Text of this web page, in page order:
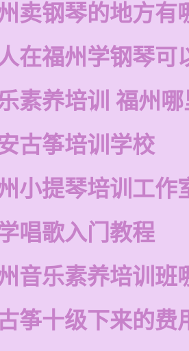
卖钢琴的地方有
在福州学钢琴可
素养培训 福州
古筝培训学校
小提琴培训工作
唱歌入门教程
音乐素养培训班
筝十级下来的费